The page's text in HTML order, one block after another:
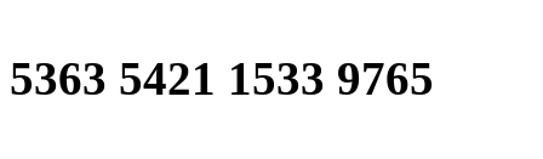
5363 5421 1533 9765